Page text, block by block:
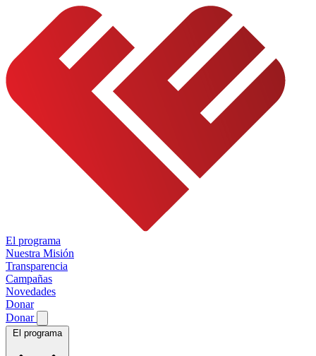
El programa
Nuestra Misión
Transparencia
Campañas
Novedades
Donar
Donar
El programa